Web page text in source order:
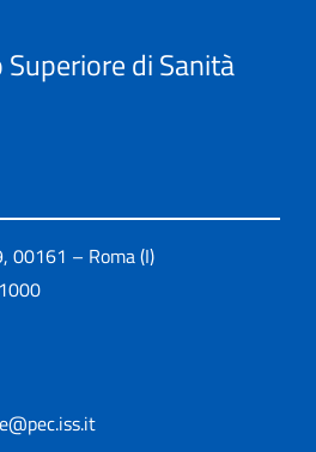
di Sanità
00161 – Roma (I)